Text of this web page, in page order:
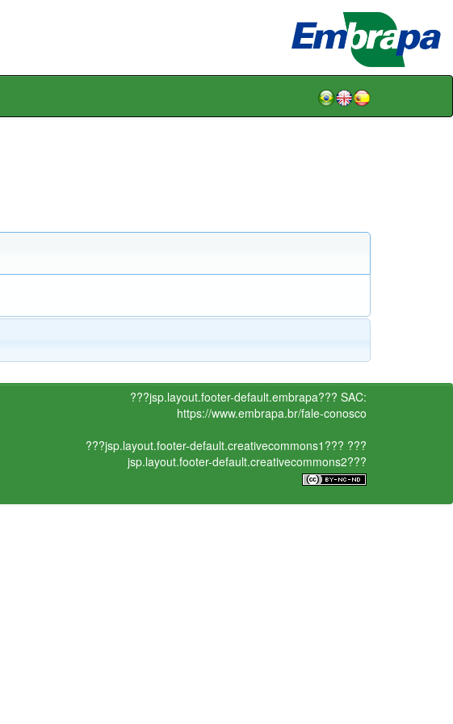
???jsp.layout.footer-default.embrapa??? SAC:
https://www.embrapa.br/fale-conosco
???jsp.layout.footer-default.creativecommons1??? ???
jsp.layout.footer-default.creativecommons2???